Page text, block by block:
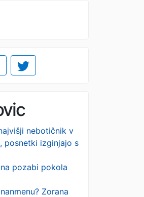
nebotičnik v
posnetki izginjajo s
pozabi pokola
Zorana